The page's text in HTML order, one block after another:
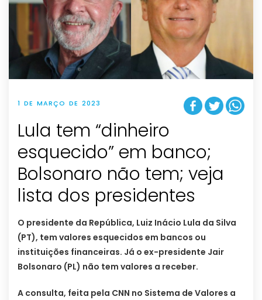
1 DE MARÇO DE 2023
Lula tem “dinheiro
esquecido” em banco;
Bolsonaro não tem; veja
lista dos presidentes
O presidente da República, Luiz Inácio Lula da Silva
(PT), tem valores esquecidos em bancos ou
instituições financeiras. Já o ex-presidente Jair
Bolsonaro (PL) não tem valores a receber.
A consulta, feita pela CNN no Sistema de Valores a